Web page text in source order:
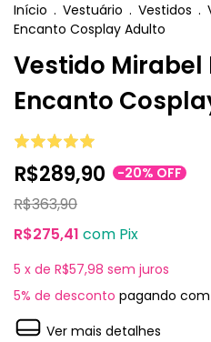
Início . Vestuário . Vestidos .
Encanto Cosplay Adulto
Vestido
Encanto
R$289,90 -20% OFF
R$363,90
R$275,41 com Pix
5 x de R$57,98 sem juros
5% de desconto pagando com
Ver mais detalhes